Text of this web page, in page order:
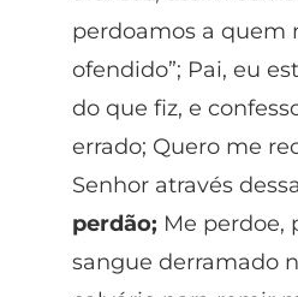
perdoamos a quem
ofendido”; Pai, eu
do que fiz, e
errado; Quero me
Senhor através dessa
perdão; Me perdoe,
sangue derramado